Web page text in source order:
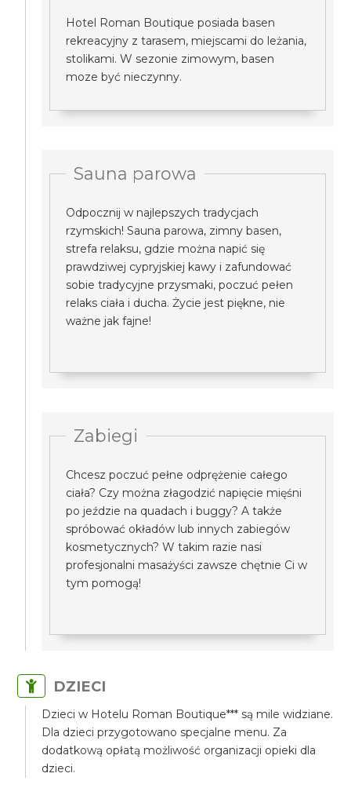
Hotel Roman Boutique posiada basen
rekreacyjny z tarasem, miejscami do leżania,
stolikami. W sezonie zimowym, basen
moze być nieczynny.
Sauna parowa
Odpocznij w najlepszych tradycjach
rzymskich! Sauna parowa, zimny basen,
strefa relaksu, gdzie można napić się
prawdziwej cypryjskiej kawy i zafundować
sobie tradycyjne przysmaki, poczuć pełen
relaks ciała i ducha. Życie jest piękne, nie
ważne jak fajne!
Zabiegi
Chcesz poczuć pełne odprężenie całego
ciała? Czy można złagodzić napięcie mięśni
po jeździe na quadach i buggy? A także
spróbować okładów lub innych zabiegów
kosmetycznych? W takim razie nasi
profesjonalni masażyści zawsze chętnie Ci w
tym pomogą!
DZIECI
Dzieci w Hotelu Roman Boutique*** są mile widziane.
Dla dzieci przygotowano specjalne menu. Za
dodatkową opłatą możliwość organizacji opieki dla
dzieci.